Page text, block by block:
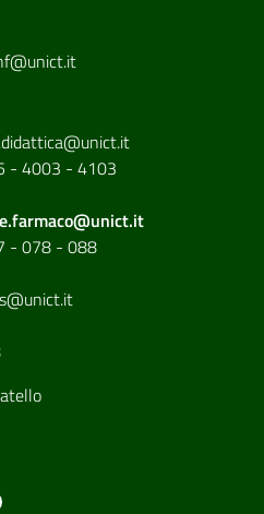
- 4003 - 4103
- 078 - 088